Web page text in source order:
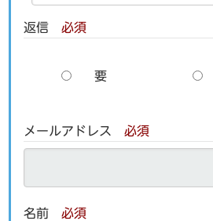
返信 必須
要
メールアドレス 必須
名前 必須